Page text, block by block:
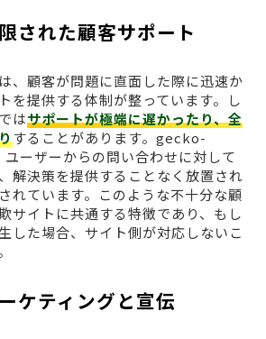
された顧客サポート
、顧客が問題に直面した際に迅速か
を提供する体制が整っています。し
はサポートが極端に遅かったり、全
することがあります。gecko-
ーザーからの問い合わせに対して
解決策を提供することなく放置され
れています。このような不十分な顧
サイトに共通する特徴であり、もし
した場合、サイト側が対応しないこ
ケティングと宣伝